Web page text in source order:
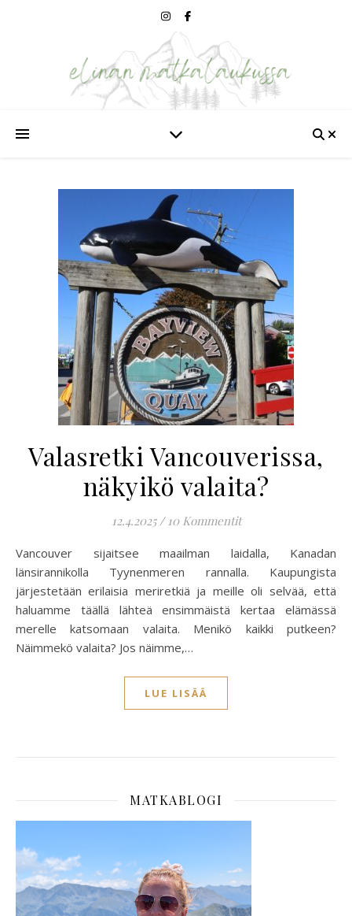
Valasretki Vancouverissa,
näkyikö valaita?
12.4.2025 / 10 Kommentit
Vancouver sijaitsee maailman laidalla, Kanadan
länsirannikolla Tyynenmeren rannalla. Kaupungista
järjestetään erilaisia meriretkiä ja meille oli selvää, että
haluamme täällä lähteä ensimmäistä kertaa elämässä
merelle katsomaan valaita. Menikö kaikki putkeen?
Näimmekö valaita? Jos näimme,…
LUE LISÄÄ
MATKABLOGI